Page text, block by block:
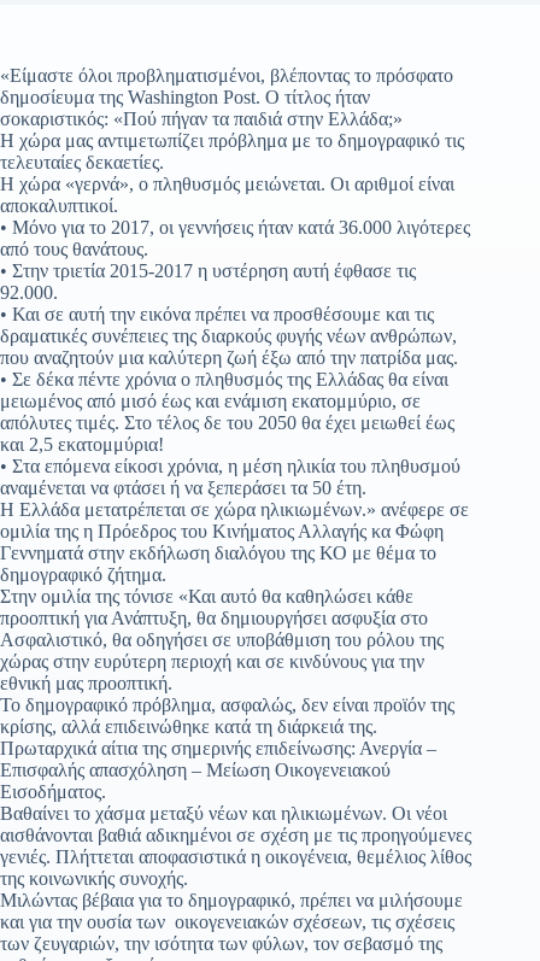
«Είμαστε όλοι προβληματισμένοι, βλέποντας το πρόσφατο
δημοσίευμα της Washington Post. O τίτλος ήταν
σοκαριστικός: «Πού πήγαν τα παιδιά στην Ελλάδα;»
Η χώρα μας αντιμετωπίζει πρόβλημα με το δημογραφικό τις
τελευταίες δεκαετίες.
Η χώρα «γερνά», ο πληθυσμός μειώνεται. Οι αριθμοί είναι
αποκαλυπτικοί.
• Μόνο για το 2017, οι γεννήσεις ήταν κατά 36.000 λιγότερες
από τους θανάτους.
• Στην τριετία 2015-2017 η υστέρηση αυτή έφθασε τις
92.000.
• Και σε αυτή την εικόνα πρέπει να προσθέσουμε και τις
δραματικές συνέπειες της διαρκούς φυγής νέων ανθρώπων,
που αναζητούν μια καλύτερη ζωή έξω από την πατρίδα μας.
• Σε δέκα πέντε χρόνια ο πληθυσμός της Ελλάδας θα είναι
μειωμένος από μισό έως και ενάμιση εκατομμύριο, σε
απόλυτες τιμές. Στο τέλος δε του 2050 θα έχει μειωθεί έως
και 2,5 εκατομμύρια!
• Στα επόμενα είκοσι χρόνια, η μέση ηλικία του πληθυσμού
αναμένεται να φτάσει ή να ξεπεράσει τα 50 έτη.
Η Ελλάδα μετατρέπεται σε χώρα ηλικιωμένων.» ανέφερε σε
ομιλία της η Πρόεδρος του Κινήματος Αλλαγής κα Φώφη
Γεννηματά στην εκδήλωση διαλόγου της ΚΟ με θέμα το
δημογραφικό ζήτημα.
Στην ομιλία της τόνισε «Και αυτό θα καθηλώσει κάθε
προοπτική για Ανάπτυξη, θα δημιουργήσει ασφυξία στο
Ασφαλιστικό, θα οδηγήσει σε υποβάθμιση του ρόλου της
χώρας στην ευρύτερη περιοχή και σε κινδύνους για την
εθνική μας προοπτική.
Το δημογραφικό πρόβλημα, ασφαλώς, δεν είναι προϊόν της
κρίσης, αλλά επιδεινώθηκε κατά τη διάρκειά της.
Πρωταρχικά αίτια της σημερινής επιδείνωσης: Ανεργία –
Επισφαλής απασχόληση – Μείωση Οικογενειακού
Εισοδήματος.
Βαθαίνει το χάσμα μεταξύ νέων και ηλικιωμένων. Οι νέοι
αισθάνονται βαθιά αδικημένοι σε σχέση με τις προηγούμενες
γενιές. Πλήττεται αποφασιστικά η οικογένεια, θεμέλιος λίθος
της κοινωνικής συνοχής.
Μιλώντας βέβαια για το δημογραφικό, πρέπει να μιλήσουμε
και για την ουσία των οικογενειακών σχέσεων, τις σχέσεις
των ζευγαριών, την ισότητα των φύλων, τον σεβασμό της